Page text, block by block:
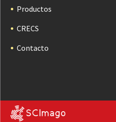
Productos
CRECS
Contacto